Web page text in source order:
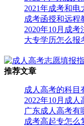
2021年成考和
成考函授和远程
2020年10月成考
大专学历怎么报
推荐文章
成人高考的科目
2022年10月成
广东成人高考有
成考高起专怎么